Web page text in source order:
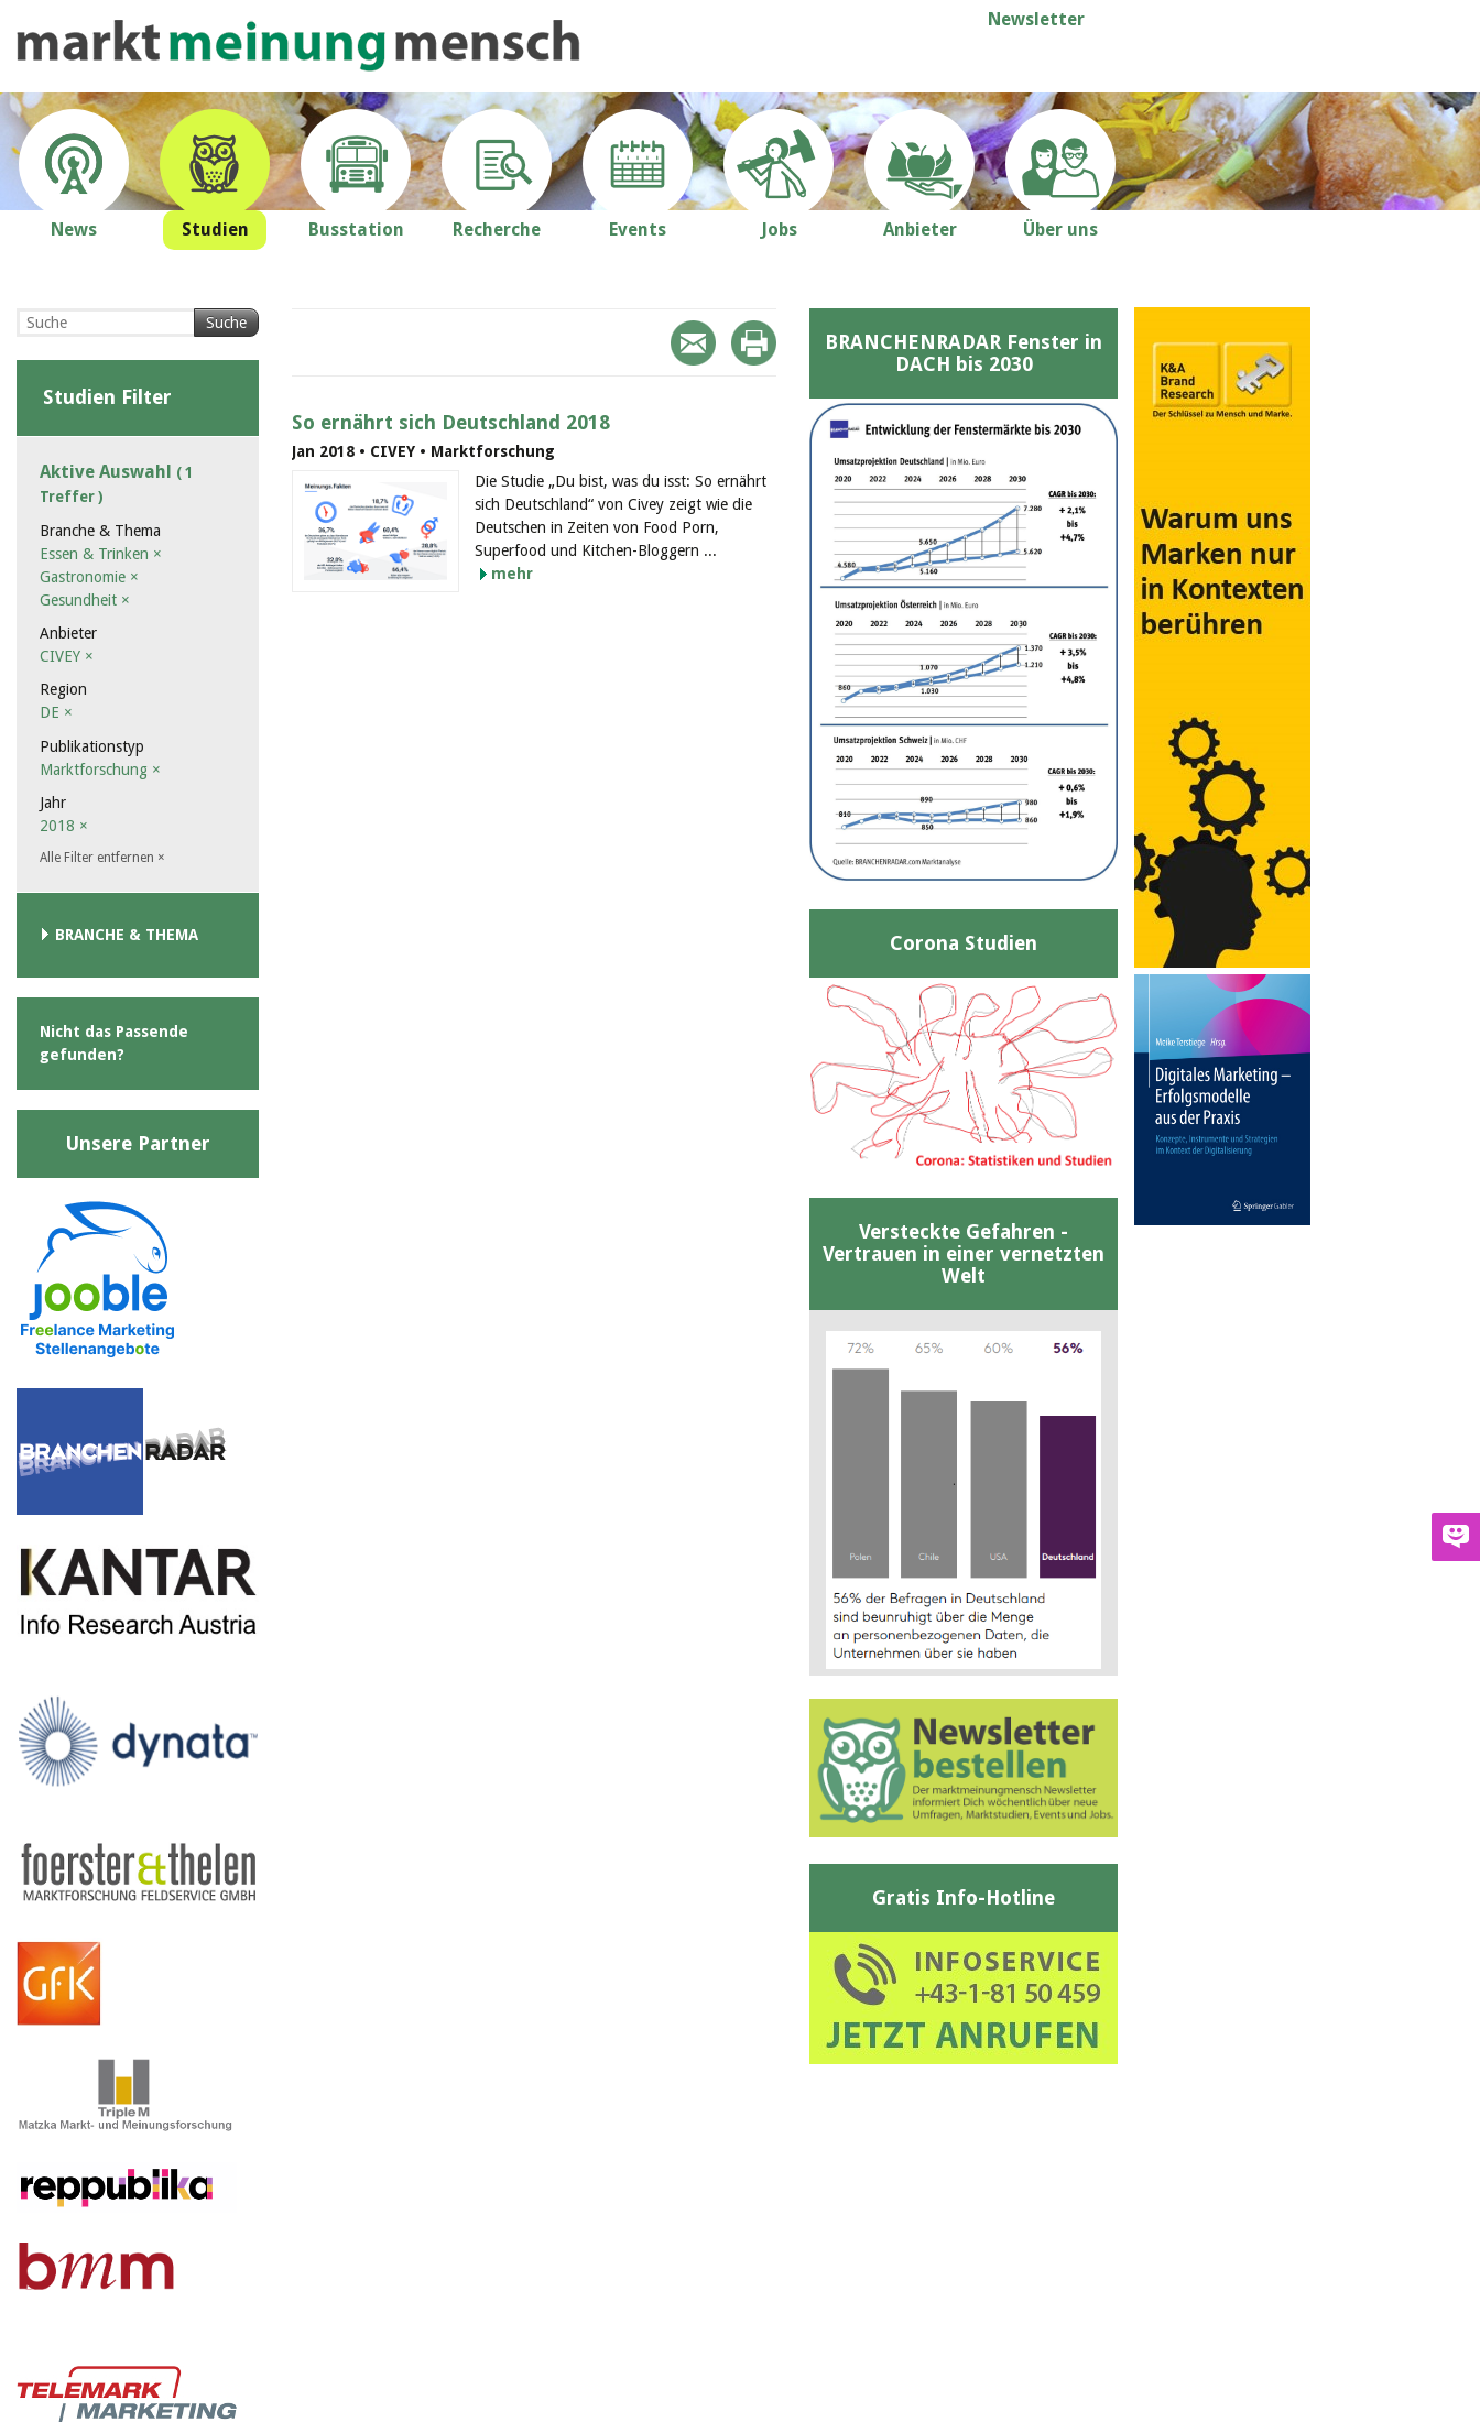
Newsletter
News Studien Busstation Recherche Events Jobs Anbieter Über uns
So ernährt sich Deutschland 2018
Jan 2018 • CIVEY • Marktforschung
Die Studie „Du bist, was du isst: So ernährt
sich Deutschland“ von Civey zeigt wie die
Deutschen in Zeiten von Food Porn,
Superfood und Kitchen-Bloggern ...
mehr
Suche
Studien Filter
Aktive Auswahl ( 1
Treffer )
Branche & Thema
Essen & Trinken ×
Gastronomie ×
Gesundheit ×
Anbieter
CIVEY ×
Region
DE ×
Publikationstyp
Marktforschung ×
Jahr
2018 ×
Alle Filter entfernen ×
BRANCHE & THEMA
Nicht das Passende
gefunden?
Unsere Partner
BRANCHENRADAR Fenster in
DACH bis 2030
Corona Studien
Versteckte Gefahren -
Vertrauen in einer vernetzten
Welt
Gratis Info-Hotline